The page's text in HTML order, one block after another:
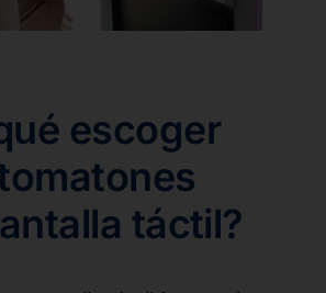
escoger
táctil?